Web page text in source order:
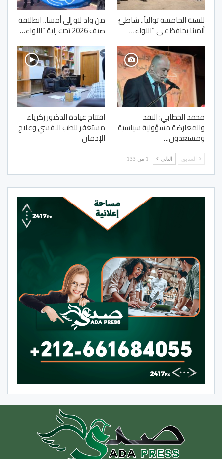
للسنة الخامسة توالياً.. شاطئ
ألمينا يحافظ على “اللواء…
من واد لاو إلى أمسا.. انطلاقة
صيف 2026 تحت راية “اللواء…
محمد الخطابي: النقد
والمعارضة مسؤولية سياسية
ومستعدون…
افتتاح عيادة الدكتور زكرياء
مستغفر للطب النفسي وعلاج
الإدمان
السابق التالي 1 من 133